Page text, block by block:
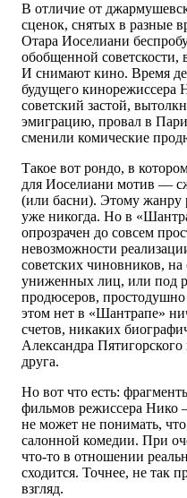
В отличие от
сценок, снятых в разные
Отара Иоселиани
обобщенной советскости,
И снимают кино. Время
будущего кинорежиссера
советский застой,
эмиграцию, провал в
сменили комические
Такое вот рондо, в
для Иоселиани мотив —
(или басни). Этому жанру
уже никогда. Но в
опрозрачен до совсем
невозможности
советских чиновников,
униженных лиц, или под
продюсеров,
этом нет в «Шантрапе»
счетов, никаких
Александра
друга.
Но вот что есть:
фильмов режиссера Нико
не может не понимать,
салонной комедии. При
что-то в отношении
сходится. Точнее, не так
взгляд.